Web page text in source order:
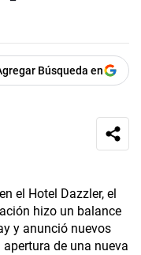
Búsqueda en
el Hotel Dazzler, el
hizo un balance
y anunció nuevos
de una nueva